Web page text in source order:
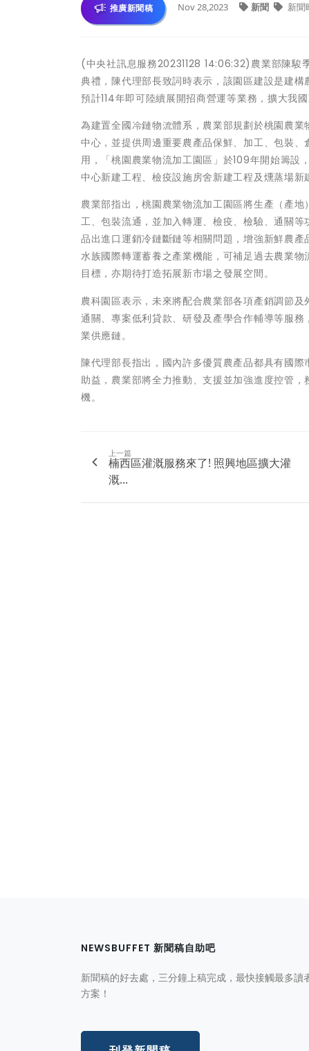
推廣新聞稿 Nov 28,2023 新聞 新聞
(中央社訊息服務20231128 14:06:32)農業部陳駿
典禮，陳代理部長致詞時表示，該園區建設是建
預計114年即可陸續展開招商營運等業務，擴大我
為建置全國冷鏈物流體系，農業部規劃於桃園農
中心，並提供周邊重要農產品保鮮、加工、包裝
用，「桃園農業物流加工園區」於109年開始籌設
中心新建工程、檢疫設施房舍新建工程及燻蒸場新
農業部指出，桃園農業物流加工園區將生產（產
工、包裝流通，並加入轉運、檢疫、檢驗、通關
品出進口運銷冷鏈斷鏈等相關問題，增強新鮮農
水族國際轉運蓄養之產業機能，可補足過去農業
目標，亦期待打造拓展新市場之發展空間。
農科園區表示，未來將配合農業部各項產銷調節
通關、專案低利貸款、研發及產學合作輔導等服
業供應鏈。
陳代理部長指出，國內許多優質農產品都具有國
助益，農業部將全力推動、支援並加強進度控管
機。
上一篇
楠西區灌溉服務來了! 照興地區擴大灌
溉...
NEWSBUFFET 新聞稿自助吧
新聞稿的好去處，三分鐘上稿完成，最快接觸最多讀
方案！